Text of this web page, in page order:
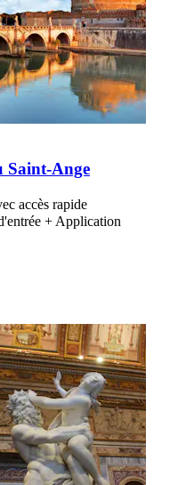
Saint-Ange
accès rapide
+ Application